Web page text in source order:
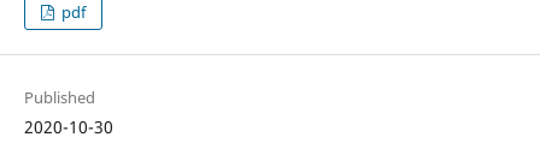
pdf
Published
2020-10-30